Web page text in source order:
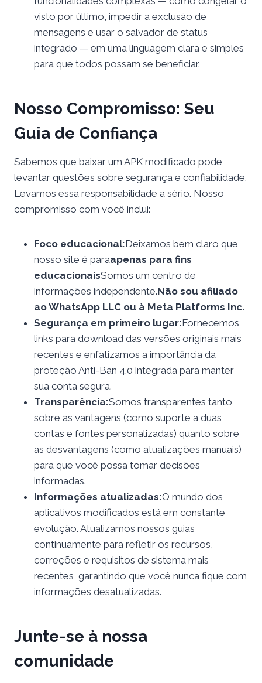
visto por último, impedir a exclusão de
mensagens e usar o salvador de status
integrado — em uma linguagem clara e simples
para que todos possam se beneficiar.
Nosso Compromisso: Seu
Guia de Confiança
Sabemos que baixar um APK modificado pode
levantar questões sobre segurança e confiabilidade.
Levamos essa responsabilidade a sério. Nosso
compromisso com você inclui:
Foco educacional:Deixamos bem claro que
nosso site é paraapenas para fins
educacionaisSomos um centro de
informações independente.Não sou afiliado
ao WhatsApp LLC ou à Meta Platforms Inc.
Segurança em primeiro lugar:Fornecemos
links para download das versões originais mais
recentes e enfatizamos a importância da
proteção Anti-Ban 4.0 integrada para manter
sua conta segura.
Transparência:Somos transparentes tanto
sobre as vantagens (como suporte a duas
contas e fontes personalizadas) quanto sobre
as desvantagens (como atualizações manuais)
para que você possa tomar decisões
informadas.
Informações atualizadas:O mundo dos
aplicativos modificados está em constante
evolução. Atualizamos nossos guias
continuamente para refletir os recursos,
correções e requisitos de sistema mais
recentes, garantindo que você nunca fique com
informações desatualizadas.
Junte-se à nossa
comunidade